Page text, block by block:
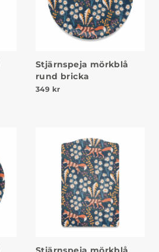
Stjärnspeja mörkblå
rund bricka
349 kr